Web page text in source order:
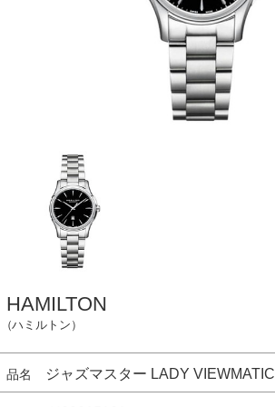
HAMILTON
（ハミルトン）
品名 ジャズマスター LADY VIEWMATIC